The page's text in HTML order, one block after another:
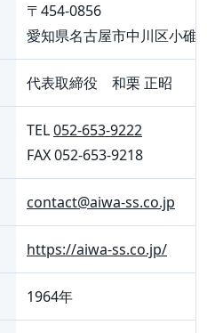
〒454-0856
愛知県名古屋市中川区小碓
代表取締役 和栗 正昭
TEL052-653-9222
FAX 052-653-9218
contact@aiwa-ss.co.jp
https://aiwa-ss.co.jp/
1964年